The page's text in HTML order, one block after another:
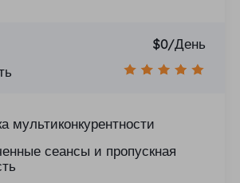
$0/День
мультиконкурентности
сеансы и пропускная